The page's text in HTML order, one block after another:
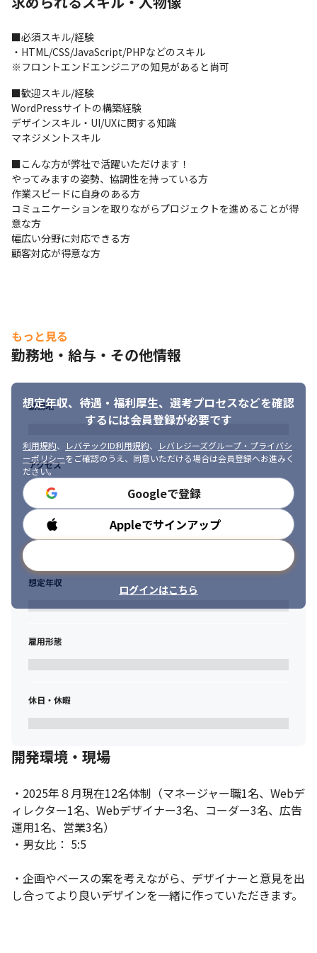
まで携われるのは、スターラボならではの醍醐味です。
クライアントの業界例・・・建設業、通信業、コンサルティング
業、福祉関連施設、教育機関...etc
◇◆「やりたいこと」をビジネスにつなげられる会社◆◇
当社は、社員が想い描いている事を発言できる自由さと、
それを尊重してフィールドを提供している柔軟な社風が魅力で
す。
配属先部門では2025年1月時点で現在7名（平均年齢34歳）が在籍
しており、社長や役員との距離は近く、上司と部下の関係という
よりも全員が同じ志を持つ仲間でもあります。
社員の「あれをやってみたい」「これ面白そう」という発想を最
優先しており、世の中に仕掛けていきたいアイデアがある方はも
ちろん、世の中に面白い“何か”を発信していける仕事がしたい人
にとっては、思う存分に力を発揮できる環境です！
■必須スキル/経験
・HTML/CSS/JavaScript/PHPなどのスキル
※フロントエンドエンジニアの知見があると尚可
■歓迎スキル/経験
WordPressサイトの構築経験
デザインスキル・UI/UXに関する知識
マネジメントスキル
■こんな方が弊社で活躍いただけます！
やってみますの姿勢、協調性を持っている方
作業スピードに自身のある方
コミュニケーションを取りながらプロジェクトを進めることが得
意な方
幅広い分野に対応できる方
顧客対応が得意な方
もっと見る
勤務地・給与・その他情報
想定年収、待遇・福利厚生、 選考プロセスなどを確認
するには会員登録が必要です
利用規約、 レバテックID利用規約、
レバレジーズグループ・プライバシ
ーポリシーをご確認のうえ、同意いただける場合は会員登録へお進みく
ださい。
Googleで登録
Appleでサインアップ
ログインはこちら
勤務地
アクセス
勤務時間
想定年収
雇用形態
休日・休暇
開発環境・現場
・2025年８月現在12名体制（マネージャー職1名、Webデ
ィレクター1名、Webデザイナー3名、コーダー3名、広告
運用1名、営業3名）
・男女比： 5:5
・企画やベースの案を考えながら、デザイナーと意見を出
し合ってより良いデザインを一緒に作っていただきます。